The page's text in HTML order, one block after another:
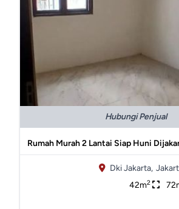
Hubungi Penjual
Rumah Murah 2 Lantai Siap Huni
Dki Jakarta,
42m2